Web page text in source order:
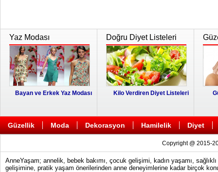
Yaz Modası
Bayan ve Erkek Yaz Modası
Doğru Diyet Listeleri
Kilo Verdiren Diyet Listeleri
Güzellik Moda Dekorasyon Hamilelik Diyet
Copyright @ 2015-
AnneYaşam; annelik, bebek bakımı, çocuk gelişimi, kadın yaşamı,
gelişimine, pratik yaşam önerilerinden anne deneyimlerine kadar birçok